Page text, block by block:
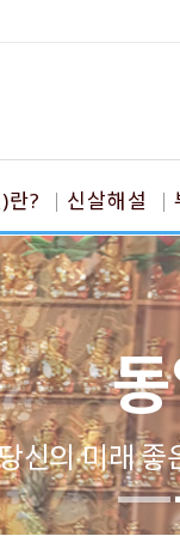
란? 신살해설
신의 미래 좋